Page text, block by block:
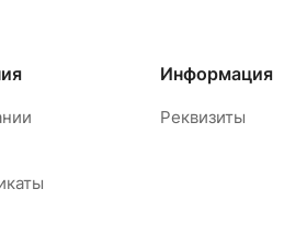
Информация
Реквизиты